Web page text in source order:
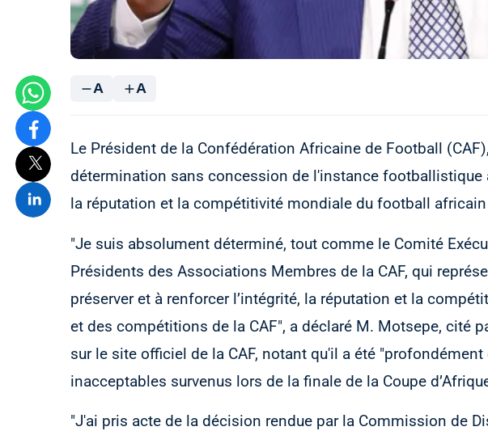
A A
Le Président de la Confédération Africaine de Football
détermination sans concession de l'instance footballistique
la réputation et la compétitivité mondiale du football
"Je suis absolument déterminé, tout comme le Comité
Présidents des Associations Membres de la CAF, qui
préserver et à renforcer l’intégrité, la réputation et la
et des compétitions de la CAF", a déclaré M. Motsepe, cité
sur le site officiel de la CAF, notant qu'il a été
inacceptables survenus lors de la finale de la Coupe
"J'ai pris acte de la décision rendue par la Commission de